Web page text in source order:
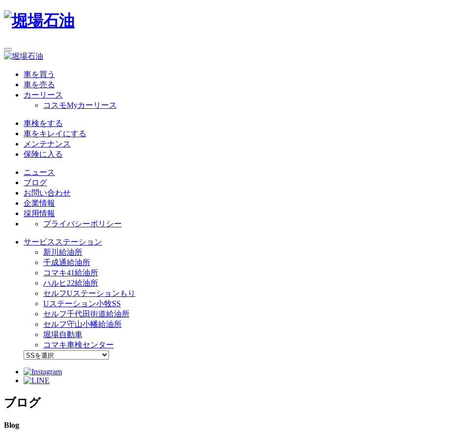
車を買う
車を売る
カーリース
コスモMyカーリース
車検をする
車をキレイにする
メンテナンス
保険に入る
ニュース
ブログ
お問い合わせ
企業情報
採用情報
プライバシーポリシー
サービスステーション
新川給油所
千成通給油所
コマキ41給油所
ハルヒ22給油所
セルフUステーションもり
Uステーション小牧SS
セルフ千代田街道給油所
セルフ守山小幡給油所
堀場自動車
コマキ車検センター
ブログ
Blog